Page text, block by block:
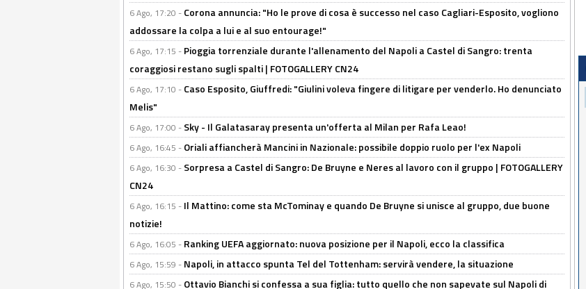
6 Ago, 17:20 - Corona annuncia: "Ho le prove di cosa è successo nel caso Cagliari-Esposito, vogliono
addossare la colpa a lui e al suo entourage!"
6 Ago, 17:15 - Pioggia torrenziale durante l'allenamento del Napoli a Castel di Sangro: trenta
coraggiosi restano sugli spalti | FOTOGALLERY CN24
6 Ago, 17:10 - Caso Esposito, Giuffredi: "Giulini voleva fingere di litigare per venderlo. Ho denunciato
Melis"
6 Ago, 17:00 - Sky - Il Galatasaray presenta un'offerta al Milan per Rafa Leao!
6 Ago, 16:45 - Oriali affiancherà Mancini in Nazionale: possibile doppio ruolo per l'ex Napoli
6 Ago, 16:30 - Sorpresa a Castel di Sangro: De Bruyne e Neres al lavoro con il gruppo | FOTOGALLERY
CN24
6 Ago, 16:15 - Il Mattino: come sta McTominay e quando De Bruyne si unisce al gruppo, due buone
notizie!
6 Ago, 16:05 - Ranking UEFA aggiornato: nuova posizione per il Napoli, ecco la classifica
6 Ago, 15:59 - Napoli, in attacco spunta Tel del Tottenham: servirà vendere, la situazione
6 Ago, 15:50 - Ottavio Bianchi si confessa a sua figlia: tutto quello che non sapevate sul Napoli di